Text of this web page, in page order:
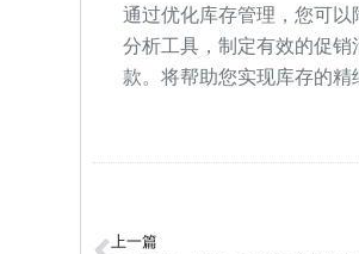
通过优化库存管理，您可
分析工具，制定有效的促
款。将帮助您实现库存的精
上一篇